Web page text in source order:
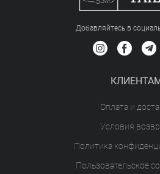
Добавляйтесь в
Оплата и
Условия
Политика
Пользовательское